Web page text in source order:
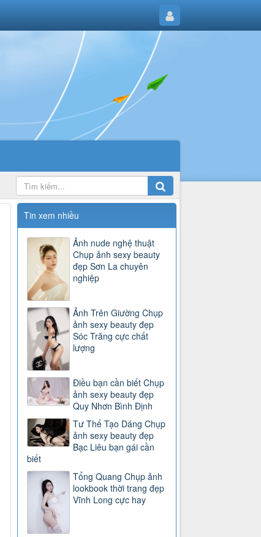
Tin xem nhiều
Ảnh nude nghệ thuật
Chụp ảnh sexy beauty
đẹp Sơn La chuyên
nghiệp
Ảnh Trên Giường Chụp
ảnh sexy beauty đẹp
Sóc Trăng cực chất
lượng
Điều bạn cần biết Chụp
ảnh sexy beauty đẹp
Quy Nhơn Bình Định
Tư Thế Tạo Dáng Chụp
ảnh sexy beauty đẹp
Bạc Liêu bạn gái cần
biết
Tổng Quang Chụp ảnh
lookbook thời trang đẹp
Vĩnh Long cực hay